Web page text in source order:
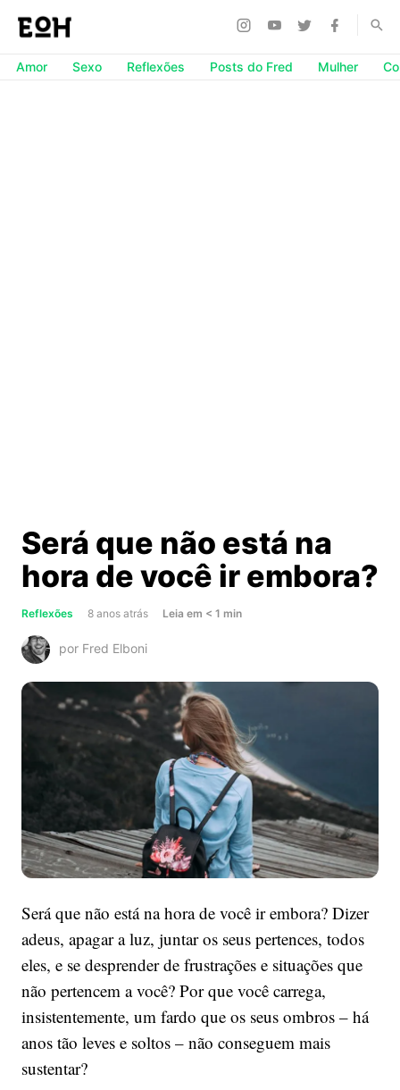
Amor Sexo Reflexões Posts do Fred Mulher
Será que não está na
hora de você ir embora?
Reflexões 8 anos atrás Leia about
está
na
hora
de
você
ir
embora?
em < 1 min
por Fred Elboni
Será que não está na hora de você ir embora? Dizer
adeus, apagar a luz, juntar os seus pertences, todos
eles, e se desprender de frustrações e situações que
não pertencem a você? Por que você carrega,
insistentemente, um fardo que os seus ombros – há
anos tão leves e soltos – não conseguem mais
sustentar?